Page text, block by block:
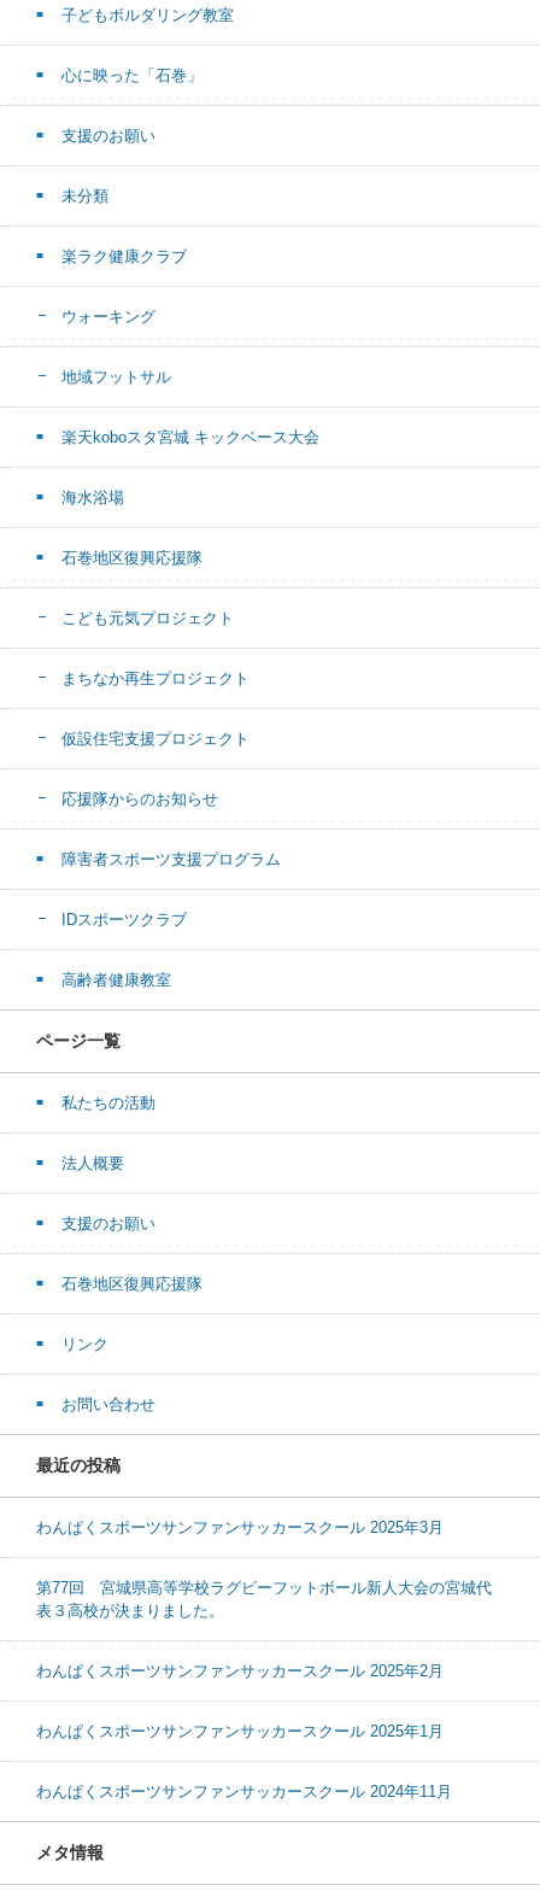
子どもボルダリング教室
心に映った「石巻」
支援のお願い
未分類
楽ラク健康クラブ
ウォーキング
地域フットサル
楽天koboスタ宮城 キックベース大会
海水浴場
石巻地区復興応援隊
こども元気プロジェクト
まちなか再生プロジェクト
仮設住宅支援プロジェクト
応援隊からのお知らせ
障害者スポーツ支援プログラム
IDスポーツクラブ
高齢者健康教室
ページ一覧
私たちの活動
法人概要
支援のお願い
石巻地区復興応援隊
リンク
お問い合わせ
最近の投稿
わんぱくスポーツサンファンサッカースクール 2025年3月
第77回 宮城県高等学校ラグビーフットボール新人大会の宮城代
表３高校が決まりました。
わんぱくスポーツサンファンサッカースクール 2025年2月
わんぱくスポーツサンファンサッカースクール 2025年1月
わんぱくスポーツサンファンサッカースクール 2024年11月
メタ情報